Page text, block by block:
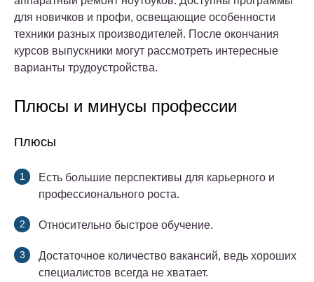
для новичков и профи, освещающие особенности
техники разных производителей. После окончания
курсов выпускники могут рассмотреть интересные
варианты трудоустройства.
Плюсы и минусы профессии
Плюсы
Есть большие перспективы для карьерного и
профессионального роста.
Относительно быстрое обучение.
Достаточное количество вакансий, ведь хороших
специалистов всегда не хватает.